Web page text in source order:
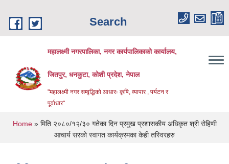
Search
महालक्ष्मी नगरपालिका, नगर कार्यपालिकाको कार्यालय,
जितपुर, धनकुटा, कोशी प्रदेश, नेपाल
"महालक्ष्मी नगर सम्वृद्धिको आधारः कृषि, व्यापार , पर्यटन र
पूर्वाधार"
You are here
Home» मिति २०८०/१२/३० गतेका दिन प्रमुख प्रशासकीय अधिकृत श्री रोहिणी
आचार्य सरकाे स्वागत कार्यक्रमका केही तस्विरहरु